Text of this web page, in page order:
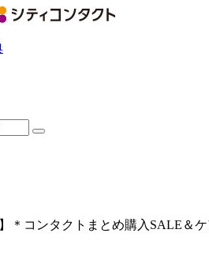
＊コンタクトまとめ購入SALE＆